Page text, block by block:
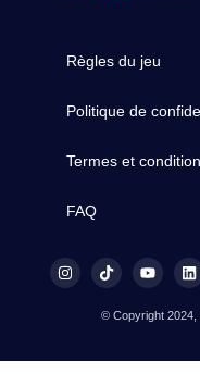
Règles du jeu
Politique de
Termes et
FAQ
© Copyright